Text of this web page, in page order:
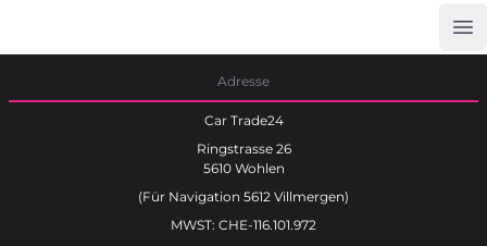
Adresse
Car Trade24
Ringstrasse 26
5610 Wohlen
(Für Navigation 5612 Villmergen)
MWST: CHE-116.101.972